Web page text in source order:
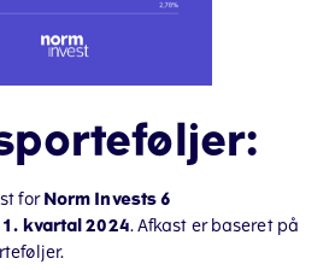
forNorm Invests 6
1. kvartal 2024. Afkast er baseret på